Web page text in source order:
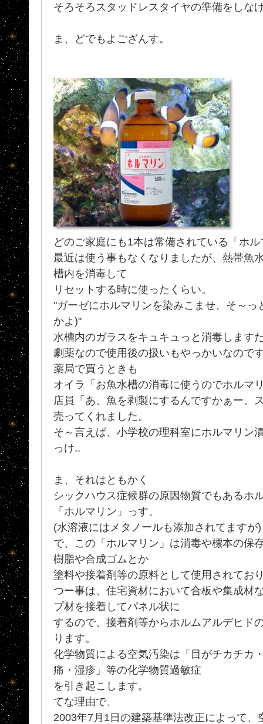
そろそろスタッドレスタイヤの準備をしな
ま、どでもよござんす。
どのご家庭にも1本は常備されている「ホ
最近は使う事もなくなりましたが、熱帯魚
槽内を消毒して
リセットする時に使ったくらい。
"ガーゼにホルマリンを染みこませ、そ～っ
かよ)"
水槽内のガラスをキュキュっと消毒します
劇薬なので使用後の扱いもやっかいなので
薬局で買うときも
オイラ「お魚水槽の消毒に使うのでホルマ
店員「あ、魚を剥製にするんですかぁー、
売ってくれました。
そ～言えば、小学校の理科室にホルマリン
っけ..
ま、それはともかく
シックハウス症候群の原因物質でもあるホ
「ホルマリン」っす。
(水溶液にはメタノールも添加されてますが)
で、この「ホルマリン」は消毒や標本の保
樹脂や合成ゴムとか
塗料や接着剤等の原料として使用されてお
つー事は、住宅資材において合板や集成材
プ材を接着してパネル状に
するので、接着剤等からホルムアルデヒド
ります。
化学物質による空気汚染は「目がチカチカ
痛・湿疹」等の化学物質過敏症
を引き起こします。
てな理由で、
2003年7月1日の建築基準法改正によって